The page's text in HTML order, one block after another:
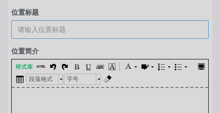
位置标题
位置简介
段落格式 字号